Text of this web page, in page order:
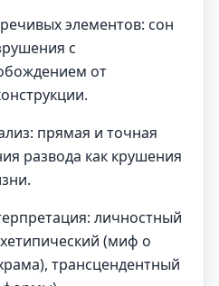
элементов: сон
с
от
прямая и точная
развода как крушения
личностный
(миф о
трансцендентный